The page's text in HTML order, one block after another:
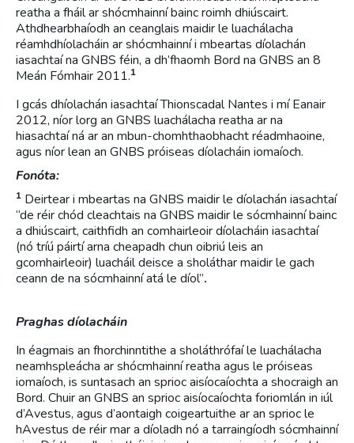
reatha a fháil ar shócmhainní bainc roimh dhiúscairt.
Athdhearbhaíodh an ceanglais maidir le luachálacha
réamhdhíolacháin ar shócmhainní i mbeartas díolachán
iasachtaí na GNBS féin, a dh’fhaomh Bord na GNBS an 8
Meán Fómhair 2011.1
I gcás dhíolachán iasachtaí Thionscadal Nantes i mí Eanair
2012, níor lorg an GNBS luachálacha reatha ar na
hiasachtaí ná ar an mbun-chomhthaobhacht réadmhaoine,
agus níor lean an GNBS próiseas díolacháin iomaíoch.
Fonóta:
1 Deirtear i mbeartas na GNBS maidir le díolachán iasachtaí
“de réir chód cleachtais na GNBS maidir le sócmhainní bainc
a dhiúscairt, caithfidh an comhairleoir díolacháin iasachtaí
(nó tríú páirtí arna cheapadh chun oibriú leis an
gcomhairleoir) luacháil deisce a sholáthar maidir le gach
ceann de na sócmhainní atá le díol”.
Praghas díolacháin
In éagmais an fhorchinntithe a sholáthrófaí le luachálacha
neamhspleácha ar shócmhainní reatha agus le próiseas
iomaíoch, is suntasach an sprioc aisíocaíochta a shocraigh an
Bord. Chuir an GNBS an sprioc aisíocaíochta foriomlán in iúl
d’Avestus, agus d’aontaigh coigeartuithe ar an sprioc le
hAvestus de réir mar a díoladh nó a tarraingíodh sócmhainní